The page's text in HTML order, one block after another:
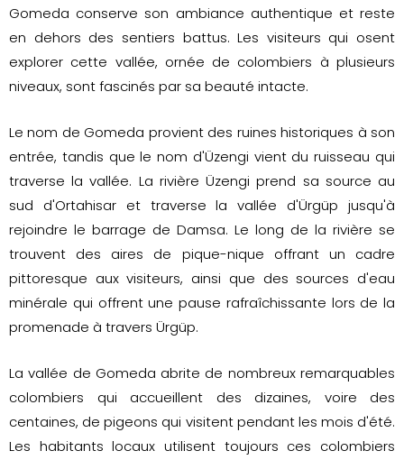
Gomeda conserve son ambiance authentique et reste
en dehors des sentiers battus. Les visiteurs qui osent
explorer cette vallée, ornée de colombiers à plusieurs
niveaux, sont fascinés par sa beauté intacte.
Le nom de Gomeda provient des ruines historiques à son
entrée, tandis que le nom d'Üzengi vient du ruisseau qui
traverse la vallée. La rivière Üzengi prend sa source au
sud d'Ortahisar et traverse la vallée d'Ürgüp jusqu'à
rejoindre le barrage de Damsa. Le long de la rivière se
trouvent des aires de pique-nique offrant un cadre
pittoresque aux visiteurs, ainsi que des sources d'eau
minérale qui offrent une pause rafraîchissante lors de la
promenade à travers Ürgüp.
La vallée de Gomeda abrite de nombreux remarquables
colombiers qui accueillent des dizaines, voire des
centaines, de pigeons qui visitent pendant les mois d'été.
Les habitants locaux utilisent toujours ces colombiers